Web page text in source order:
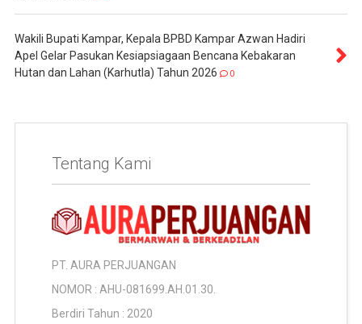
Wakili Bupati Kampar, Kepala BPBD Kampar Azwan Hadiri
Apel Gelar Pasukan Kesiapsiagaan Bencana Kebakaran
Hutan dan Lahan (Karhutla) Tahun 2026
0
Tentang Kami
PT. AURA PERJUANGAN
NOMOR : AHU-081699.AH.01.30.
Berdiri Tahun : 2020